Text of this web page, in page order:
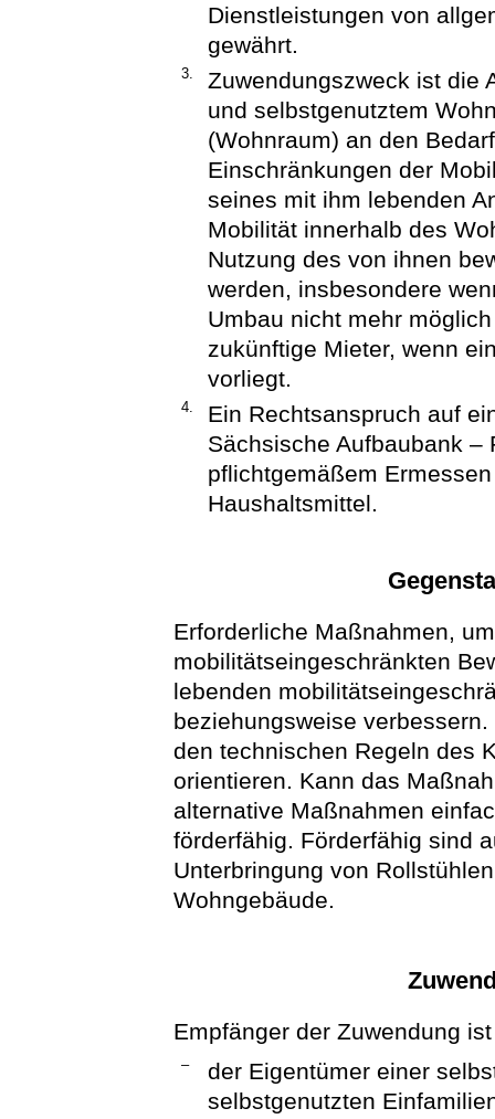
Dienstleistungen von
gewährt.
3.
Zuwendungszweck ist die
und selbstgenutztem
(Wohnraum) an den
Einschränkungen der
seines mit ihm lebenden
Mobilität innerhalb des
Nutzung des von ihnen
werden, insbesondere
Umbau nicht mehr
zukünftige Mieter, wenn
vorliegt.
4.
Ein Rechtsanspruch auf
Sächsische Aufbaubank –
pflichtgemäßem
Haushaltsmittel.
Erforderliche Maßnahmen,
mobilitätseingeschränkten
lebenden
beziehungsweise
den technischen Regeln des
orientieren. Kann das
alternative Maßnahmen
förderfähig. Förderfähig sind
Unterbringung von
Wohngebäude.
Empfänger der Zuwendung ist
–
der Eigentümer einer
selbstgenutzten